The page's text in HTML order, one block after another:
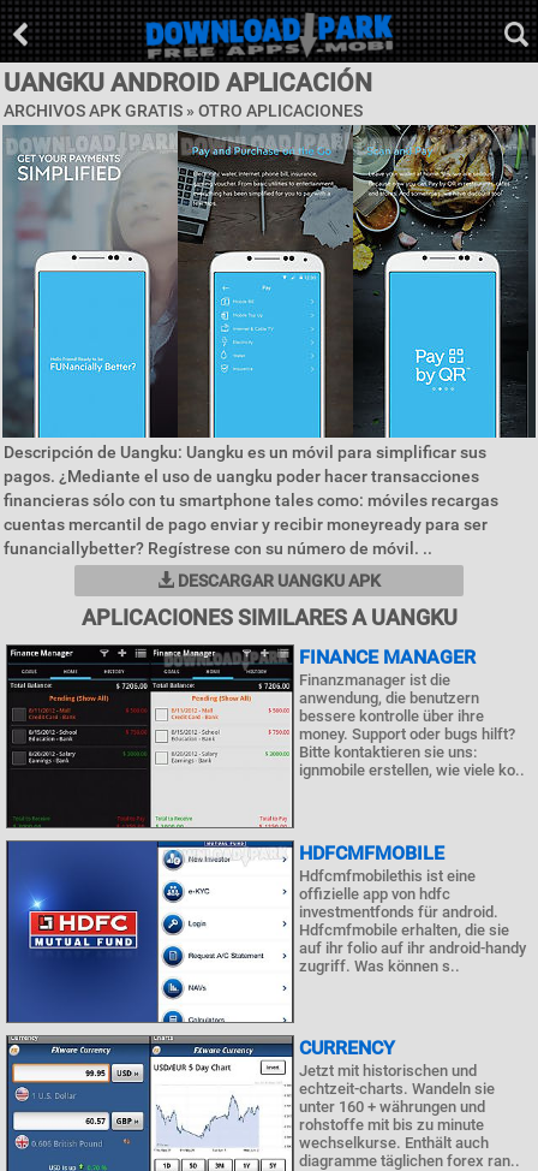
UANGKU ANDROID APLICACIÓN
ARCHIVOS APK GRATIS » OTRO APLICACIONES
Descripción de Uangku: Uangku es un móvil para simplificar sus
pagos. ¿Mediante el uso de uangku poder hacer transacciones
financieras sólo con tu smartphone tales como: móviles recargas
cuentas mercantil de pago enviar y recibir moneyready para ser
funanciallybetter? Regístrese con su número de móvil. ..
DESCARGAR UANGKU APK
APLICACIONES SIMILARES A UANGKU
FINANCE MANAGER
Finanzmanager ist die
anwendung, die benutzern
bessere kontrolle über ihre
money. Support oder bugs hilft?
Bitte kontaktieren sie uns:
ignmobile erstellen, wie viele ko..
HDFCMFMOBILE
Hdfcmfmobilethis ist eine
offizielle app von hdfc
investmentfonds für android.
Hdfcmfmobile erhalten, die sie
auf ihr folio auf ihr android-handy
zugriff. Was können s..
CURRENCY
Jetzt mit historischen und
echtzeit-charts. Wandeln sie
unter 160 + währungen und
rohstoffe mit bis zu minute
wechselkurse. Enthält auch
diagramme täglichen forex ran..